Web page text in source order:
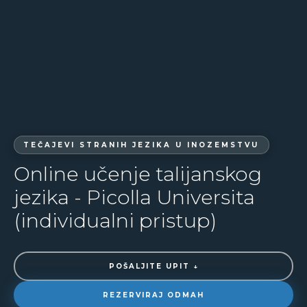
TEČAJEVI STRANIH JEZIKA U INOZEMSTVU
Online učenje talijanskog
jezika - Picolla Universita
(individualni pristup)
POŠALJITE UPIT ↓
REZERVIRAJ ODMAH